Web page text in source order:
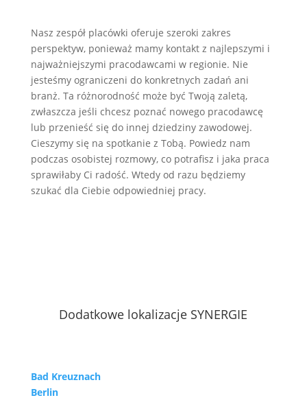
Nasz zespół placówki oferuje szeroki zakres
perspektyw, ponieważ mamy kontakt z najlepszymi i
najważniejszymi pracodawcami w regionie. Nie
jesteśmy ograniczeni do konkretnych zadań ani
branż. Ta różnorodność może być Twoją zaletą,
zwłaszcza jeśli chcesz poznać nowego pracodawcę
lub przenieść się do innej dziedziny zawodowej.
Cieszymy się na spotkanie z Tobą. Powiedz nam
podczas osobistej rozmowy, co potrafisz i jaka praca
sprawiłaby Ci radość. Wtedy od razu będziemy
szukać dla Ciebie odpowiedniej pracy.
Dodatkowe lokalizacje SYNERGIE
Bad Kreuznach
Berlin